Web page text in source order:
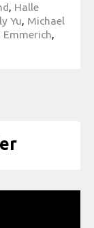
, Halle
Yu, Michael
Emmerich,